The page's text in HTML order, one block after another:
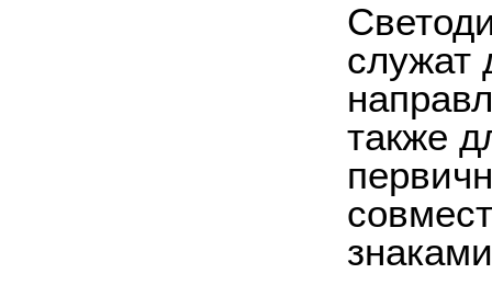
служат
также